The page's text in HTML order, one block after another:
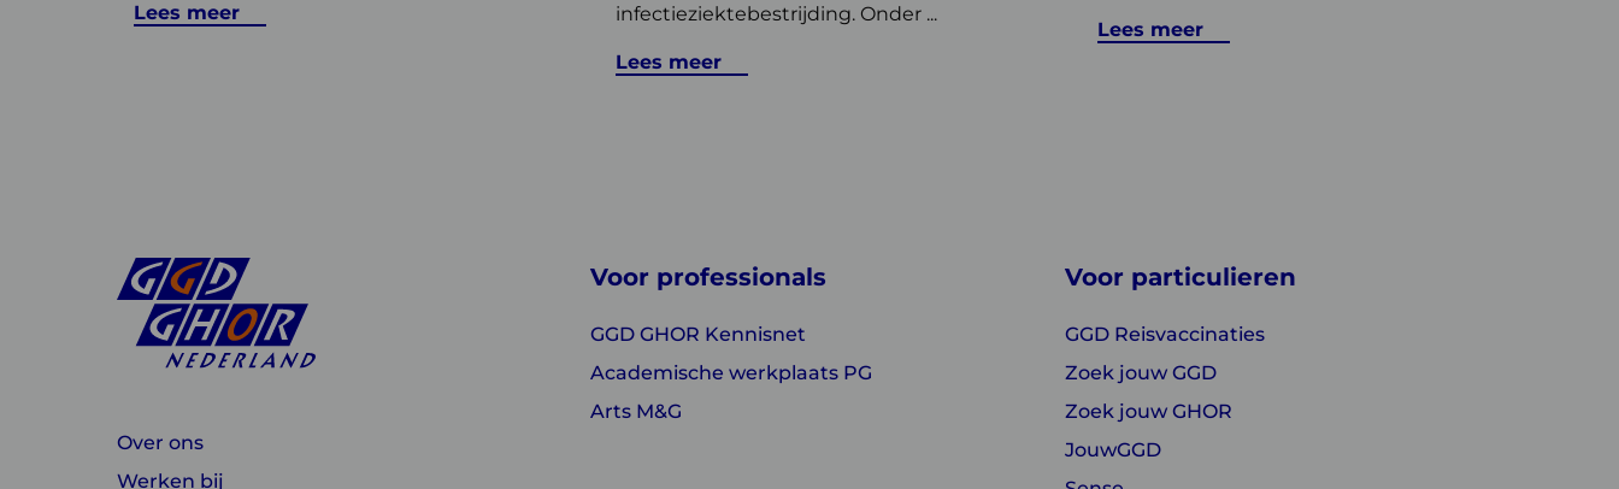
Lees meer
infectieziektebestrijding. Onder ...
Lees meer
Lees meer
Over ons
Werken bij
Voor professionals
GGD GHOR Kennisnet
Academische werkplaats PG
Arts M&G
Voor particulieren
GGD Reisvaccinaties
Zoek jouw GGD
Zoek jouw GHOR
JouwGGD